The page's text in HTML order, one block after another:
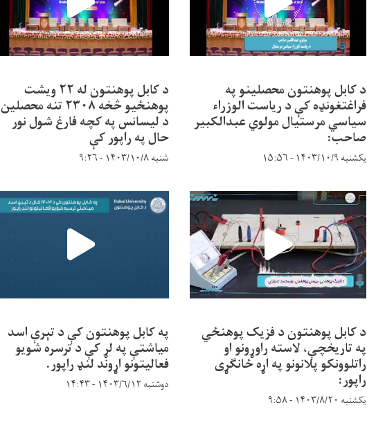
د کابل پوهنتون محصلینو په
فراغتغونډه کې د ریاست الوزراء
سیاسي مرستیال مولوي عبدالکبیر
صاحب:
یکشنبه ۱۴۰۳/۱۰/۹ - ۱۵:۵۶
د کابل پوهنتون له ۲۲ ویشت
پوهنځیو څخه ۲۳۰۸ تنه محصلین
د لیسانس په کچه فارغ شول نور
حال په راپور کې
شنبه ۱۴۰۳/۱۰/۸ - ۹:۲۶
د کابل پوهنتون د فزیک پوهنځي
په تاریخچې، لاسته راوړونو او
راتلوونکو پلانونو په اړه ځانګړی
راپور:
یکشنبه ۱۴۰۳/۸/۲۰ - ۹:۵۸
په کابل پوهنتون کې د تېرې اسد
میاشتې په لړ کې د ترسره شویو
فعالیتونو اړوند لنډ راپور.
دوشنبه ۱۴۰۳/۶/۱۲ - ۱۴:۴۳